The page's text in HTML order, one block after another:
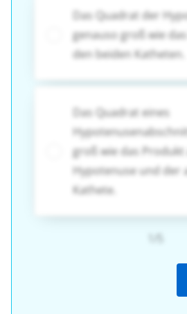
Das Quadrat der
genauso groß wie
den beiden Katheten.
Das Quadrat eines
groß wie das Produkt
Hypotenuse und der
Kathete.